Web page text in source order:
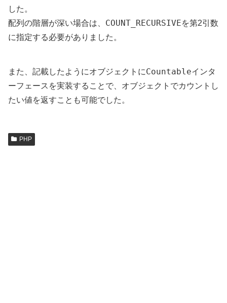
した。
配列の階層が深い場合は、 COUNT_RECURSIVEを第2引数
に指定する必要がありました。
また、記載したようにオブジェクトにCountableインタ
ーフェースを実装することで、オブジェクトでカウントし
たい値を返すことも可能でした。
PHP